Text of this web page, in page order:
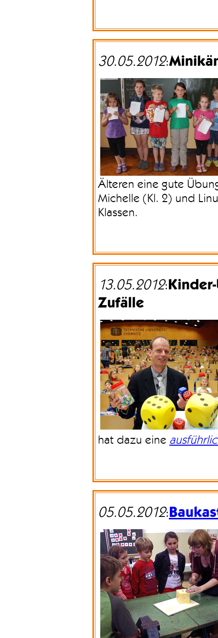
30.05.2012:
Älteren eine gute
Michelle (Kl. 2) und
Klassen.
13.05.2012:
Zufälle
hat dazu eine
05.05.2012: